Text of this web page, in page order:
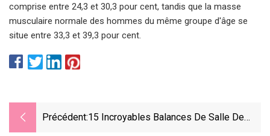
comprise entre 24,3 et 30,3 pour cent, tandis que la masse
musculaire normale des hommes du même groupe d'âge se
situe entre 33,3 et 39,3 pour cent.
Précédent:15 Incroyables Balances De Salle De